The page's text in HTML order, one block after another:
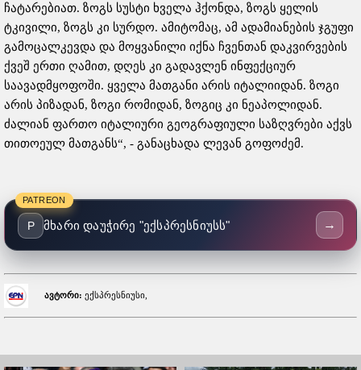
ჩატარებიათ. ზოგს სუსტი ხველა ჰქონდა, ზოგს ყელის
ტკივილი, ზოგს კი სურდო. ამიტომაც, ამ ადამიანების ჯგუფი
გამოცალკევდა და მოყვანილი იქნა ჩვენთან დაკვირვების
ქვეშ ერთი ღამით, დღეს კი გადავლენ ინფექციურ
საავადმყოფოში. ყველა მათგანი არის იტალიიდან. ზოგი
არის პიზადან, ზოგი რომიდან, ზოგიც კი ნეაპოლიდან.
ძალიან ფართო იტალიური გეოგრაფიული საზღვრები აქვს
თითოეულ მათგანს“, - განაცხადა ლევან გოფოძემ.
PATREON
P მხარი დაუჭირე "ექსპრესნიუსს" →
ავტორი: ექსპრესნიუსი,